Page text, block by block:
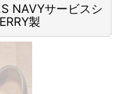
NAVYサービスシ
製